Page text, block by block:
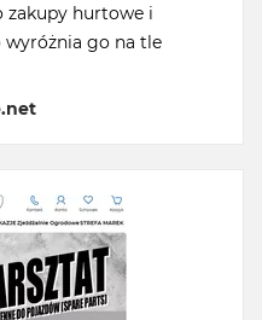
zakupy hurtowe i
wyróżnia go na tle